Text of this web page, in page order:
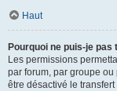
Haut
Pourquoi ne puis-je
Les permissions
par forum, par groupe
être désactivé le